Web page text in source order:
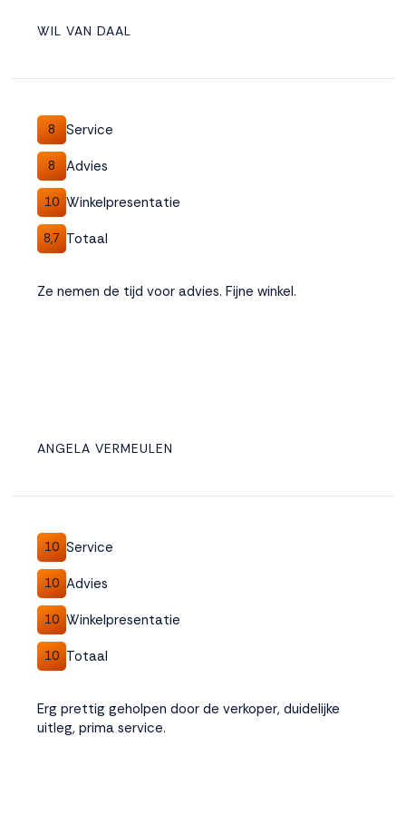
WIL VAN DAAL
8 Service
8 Advies
10 Winkelpresentatie
8,7 Totaal
Ze nemen de tijd voor advies. Fijne winkel.
ANGELA VERMEULEN
10 Service
10 Advies
10 Winkelpresentatie
10 Totaal
Erg prettig geholpen door de verkoper, duidelijke
uitleg, prima service.